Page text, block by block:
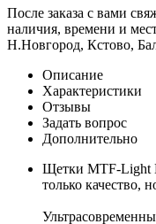
После заказа с вами
наличия, времени и
Н.Новгород, Кстово,
Описание
Характеристики
Отзывы
Задать вопрос
Дополнительно
Щетки MTF-Light
только качество,